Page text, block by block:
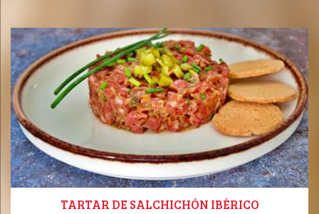
TARTAR DE SALCHICHÓN IBÉRICO